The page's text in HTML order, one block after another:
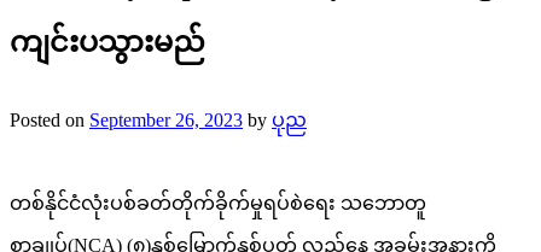
ကျင်းပသွားမည်
Posted on September 26, 2023 by ပုည
တစ်နိုင်ငံလုံးပစ်ခတ်တိုက်ခိုက်မှုရပ်စဲရေး သဘောတူ
စာချုပ်(NCA) (၈)နှစ်မြောက်နှစ်ပတ် လည်နေ့ အခမ်းအနားကို